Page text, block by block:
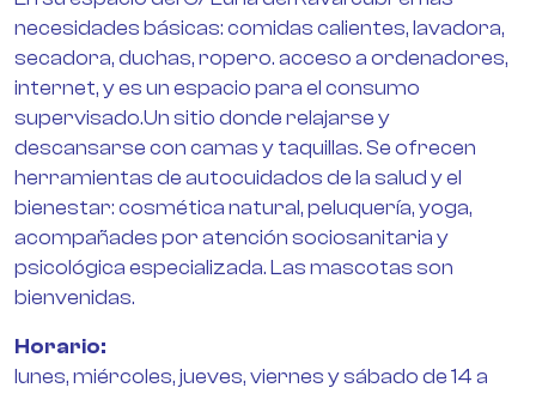
necesidades básicas: comidas calientes, lavadora,
secadora, duchas, ropero. acceso a ordenadores,
internet, y es un espacio para el consumo
supervisado.Un sitio donde relajarse y
descansarse con camas y taquillas. Se ofrecen
herramientas de autocuidados de la salud y el
bienestar: cosmética natural, peluquería, yoga,
acompañades por atención sociosanitaria y
psicológica especializada. Las mascotas son
bienvenidas.
Horario
lunes, miércoles, jueves, viernes y sábado de 14 a